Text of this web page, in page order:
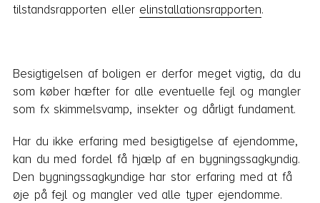
tilstandsrapporten eller elinstallationsrapporten.
Besigtigelsen af boligen er derfor meget vigtig, da du
som køber hæfter for alle eventuelle fejl og mangler
som fx skimmelsvamp, insekter og dårligt fundament.
Har du ikke erfaring med besigtigelse af ejendomme,
kan du med fordel få hjælp af en bygningssagkyndig.
Den bygningssagkyndige har stor erfaring med at få
øje på fejl og mangler ved alle typer ejendomme.